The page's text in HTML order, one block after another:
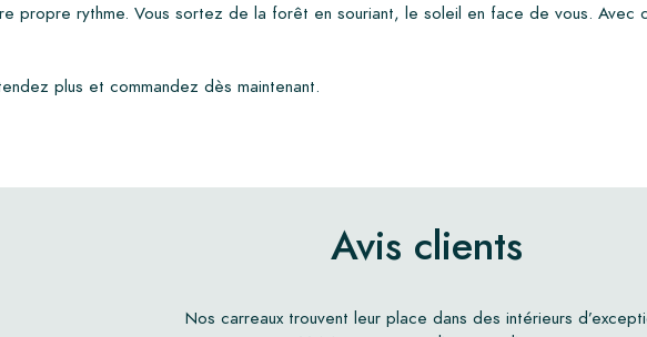
propre rythme. Vous sortez de la forêt en souriant, le soleil en face de vous. Avec
plus et commandez dès maintenant.
Avis clients
Nos carreaux trouvent leur place dans des intérieurs